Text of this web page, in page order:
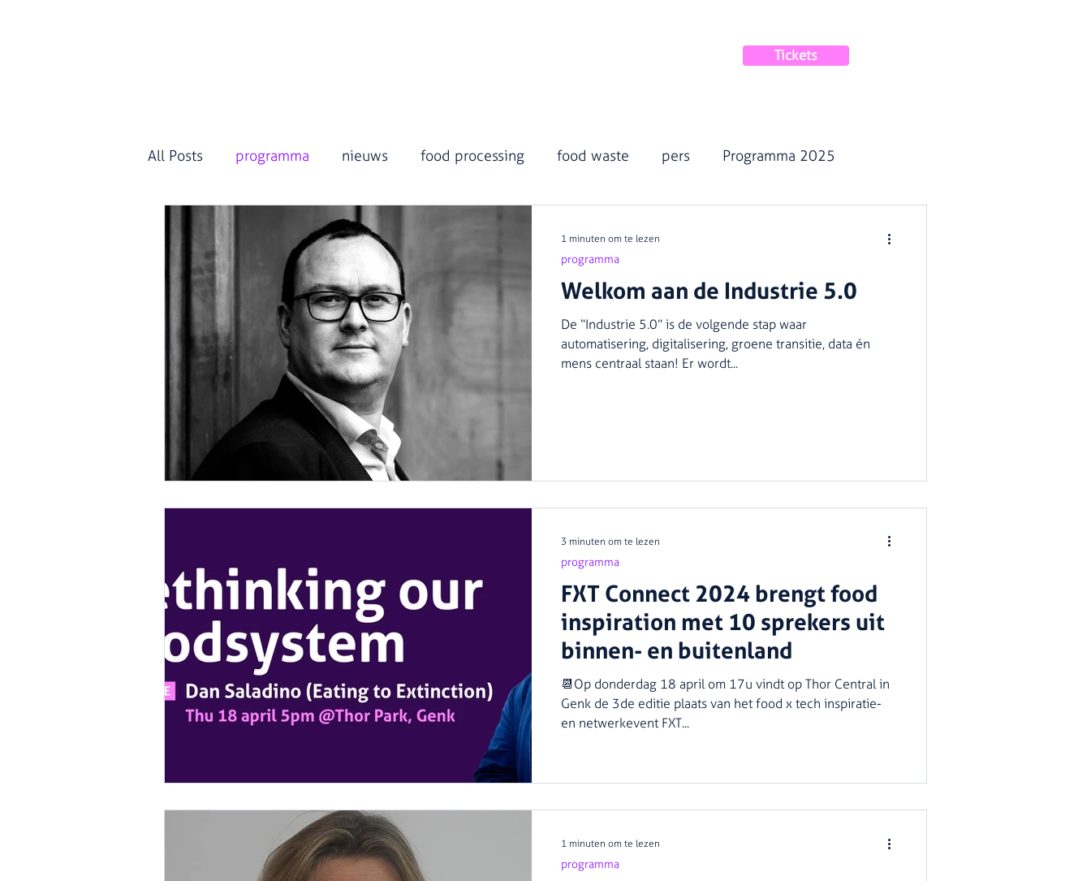
Tickets
All Posts programma nieuws food processing food waste pers Programma 2025
Programma 2026
Welkom aan de Industrie 5.0
De “Industrie 5.0” is de volgende stap waar
automatisering, digitalisering, groene transitie, data én
mens centraal staan! Er wordt...
programma
1 minuten om te lezen
FXT Connect 2024 brengt food
inspiration met 10 sprekers uit
binnen- en buitenland
📆Op donderdag 18 april om 17u vindt op Thor Central in
Genk de 3de editie plaats van het food x tech inspiratie-
en netwerkevent FXT...
programma
3 minuten om te lezen
programma
1 minuten om te lezen